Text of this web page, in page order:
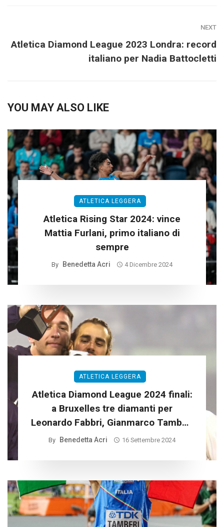
NEXT
Atletica Diamond League 2023 Londra: record
italiano per Nadia Battocletti
YOU MAY ALSO LIKE
ATLETICA LEGGERA
Atletica Rising Star 2024: vince
Mattia Furlani, primo italiano di
sempre
By Benedetta Acri 4 Dicembre 2024
ATLETICA LEGGERA
Atletica Diamond League 2024 finali:
a Bruxelles tre diamanti per
Leonardo Fabbri, Gianmarco Tamberi
e Larissa Iapichino
By Benedetta Acri 16 Settembre 2024